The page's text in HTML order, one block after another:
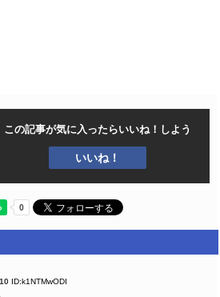
この記事が気に入ったらいいね！しよう
いいね！
ID:k1NTMwODI